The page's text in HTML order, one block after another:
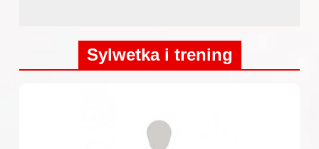
Sylwetka i trening